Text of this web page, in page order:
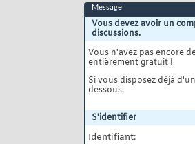
Message
Vous devez avoir un
discussions.
Vous n'avez pas encore
entièrement gratuit !
Si vous disposez déjà
dessous.
S'identifier
Identifiant: